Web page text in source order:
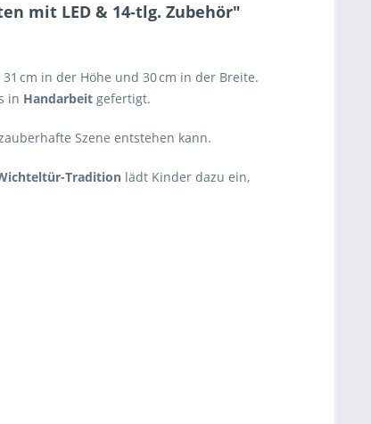
mit LED & 14-tlg. Zubehör"
cm in der Höhe und 30 cm in der Breite.
in Handarbeit gefertigt.
Szene entstehen kann.
Tradition lädt Kinder dazu ein,